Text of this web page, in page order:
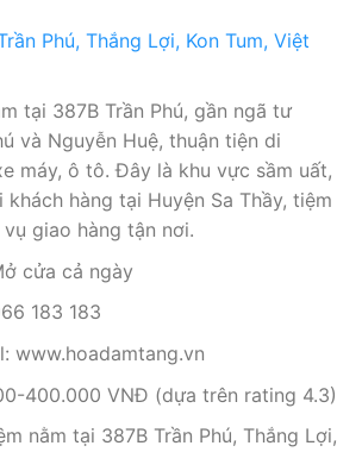
Phú, Thắng Lợi, Kon Tum, Việt
tại 387B Trần Phú, gần ngã tư
và Nguyễn Huệ, thuận tiện di
máy, ô tô. Đây là khu vực sầm uất,
hàng tại Huyện Sa Thầy, tiệm
giao hàng tận nơi.
cửa cả ngày
183 183
www.hoadamtang.vn
400.000 VNĐ (dựa trên rating 4.3)
nằm tại 387B Trần Phú, Thắng Lợi,